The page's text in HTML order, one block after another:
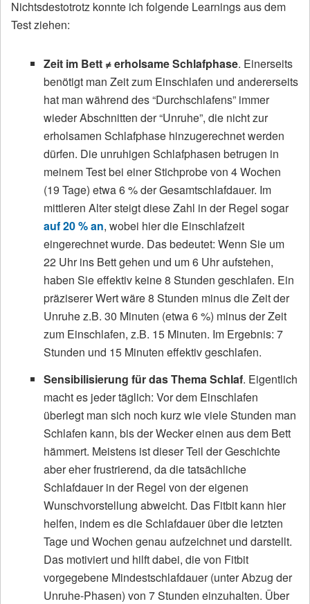
Nichtsdestotrotz konnte ich folgende Learnings aus dem
Test ziehen:
Zeit im Bett ≠ erholsame Schlafphase. Einerseits
benötigt man Zeit zum Einschlafen und andererseits
hat man während des “Durchschlafens” immer
wieder Abschnitten der “Unruhe”, die nicht zur
erholsamen Schlafphase hinzugerechnet werden
dürfen. Die unruhigen Schlafphasen betrugen in
meinem Test bei einer Stichprobe von 4 Wochen
(19 Tage) etwa 6 % der Gesamtschlafdauer. Im
mittleren Alter steigt diese Zahl in der Regel sogar
auf 20 % an, wobei hier die Einschlafzeit
eingerechnet wurde. Das bedeutet: Wenn Sie um
22 Uhr ins Bett gehen und um 6 Uhr aufstehen,
haben Sie effektiv keine 8 Stunden geschlafen. Ein
präziserer Wert wäre 8 Stunden minus die Zeit der
Unruhe z.B. 30 Minuten (etwa 6 %) minus der Zeit
zum Einschlafen, z.B. 15 Minuten. Im Ergebnis: 7
Stunden und 15 Minuten effektiv geschlafen.
Sensibilisierung für das Thema Schlaf. Eigentlich
macht es jeder täglich: Vor dem Einschlafen
überlegt man sich noch kurz wie viele Stunden man
Schlafen kann, bis der Wecker einen aus dem Bett
hämmert. Meistens ist dieser Teil der Geschichte
aber eher frustrierend, da die tatsächliche
Schlafdauer in der Regel von der eigenen
Wunschvorstellung abweicht. Das Fitbit kann hier
helfen, indem es die Schlafdauer über die letzten
Tage und Wochen genau aufzeichnet und darstellt.
Das motiviert und hilft dabei, die von Fitbit
vorgegebene Mindestschlafdauer (unter Abzug der
Unruhe-Phasen) von 7 Stunden einzuhalten. Über